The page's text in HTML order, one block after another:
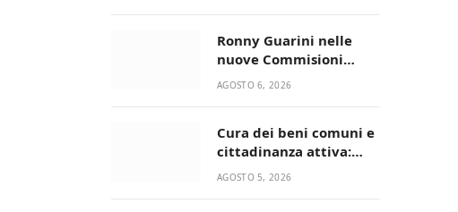
Ronny Guarini nelle
nuove Commisioni
Acisport
AGOSTO 6, 2026
Cura dei beni comuni e
cittadinanza attiva:
online l’avviso per la
AGOSTO 5, 2026